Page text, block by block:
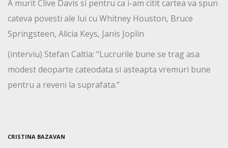
A murit Clive Davis si pentru ca i-am citit cartea va spun
cateva povesti ale lui cu Whitney Houston, Bruce
Springsteen, Alicia Keys, Janis Joplin
(interviu) Stefan Caltia: “Lucrurile bune se trag asa
modest deoparte cateodata si asteapta vremuri bune
pentru a reveni la suprafata.”
CRISTINA BAZAVAN